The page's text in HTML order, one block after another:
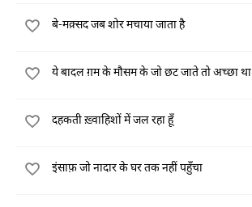
बे-मक़्सद जब शोर मचाया जाता है
ये बादल ग़म के मौसम के जो छट जाते तो अच्छा था
दहकती ख़्वाहिशों में जल रहा हूँ
इंसाफ़ जो नादार के घर तक नहीं पहुँचा